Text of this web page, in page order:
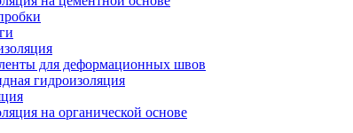
для деформационных швов
гидроизоляция
на органической основе